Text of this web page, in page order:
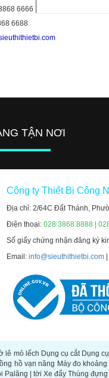
6666
6688
TẬN NƠI
Công ty Thiết Bị Công
Địa chỉ: 2/64C Đất Thánh,
Điện thoại:028 3868 8888 |
Số giấy chứng nhận đăng ký
Email:info@sieuthithietbi.com
lê mỏ lếch Dụng cụ cắt Dụng
hồ vạn năng Máy đo khoảng
Palăng | tời Xe đẩy Thùng đựng